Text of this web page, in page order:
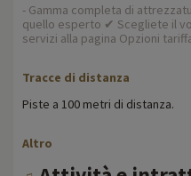
- Gamma completa di
quello esperto ✔ Scegliete il
servizi alla pagina Opzioni
Tracce di distanza
Piste a 100 metri di distanza.
Altro